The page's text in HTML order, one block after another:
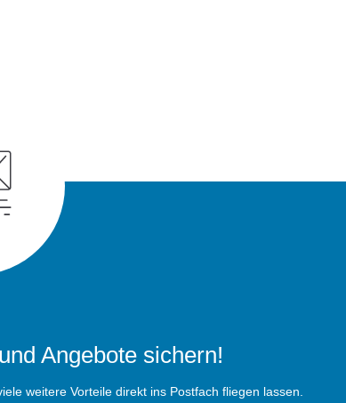
Angebote sichern!
weitere Vorteile direkt ins Postfach fliegen lassen.